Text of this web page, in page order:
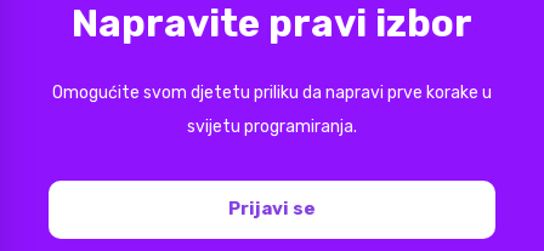
Napravite pravi izbor
Omogućite svom djetetu priliku da napravi prve korake u
svijetu programiranja.
Prijavi se